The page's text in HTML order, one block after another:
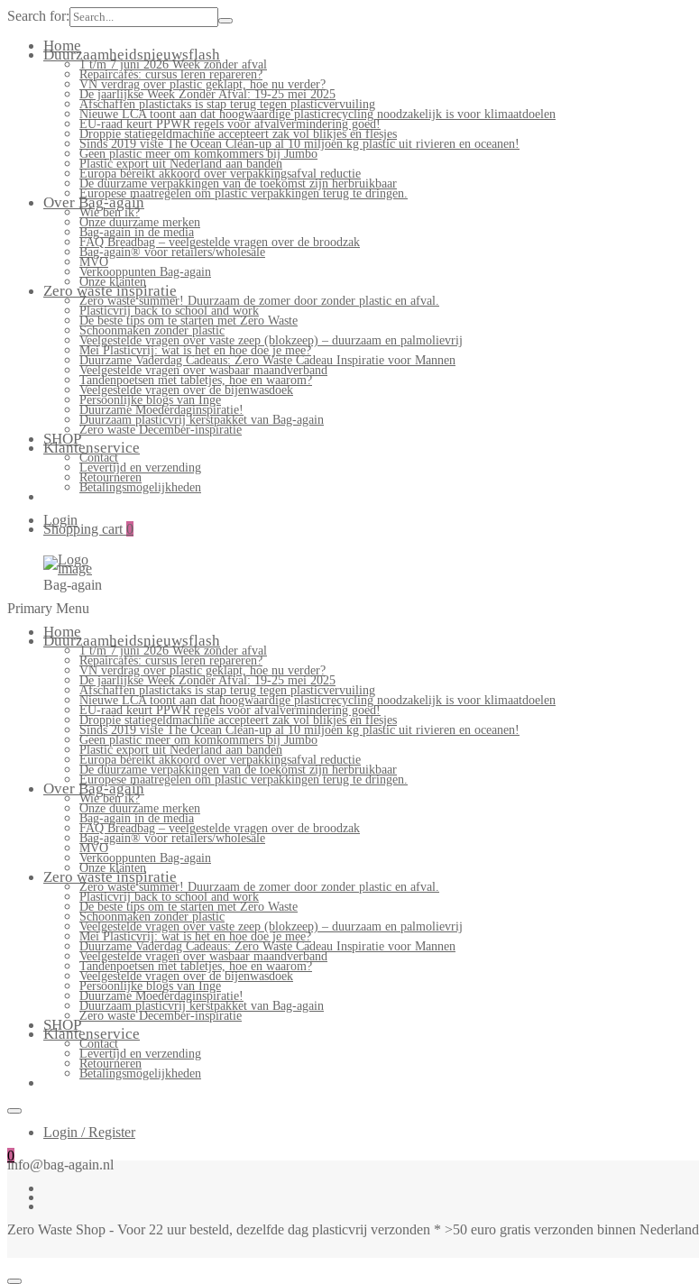
Search for:
Home
Duurzaamheidsnieuwsflash
1 t/m 7 juni 2026 Week zonder afval
Repaircafés: cursus leren repareren?
VN verdrag over plastic geklapt, hoe nu verder?
De jaarlijkse Week Zonder Afval: 19-25 mei 2025
Afschaffen plastictaks is stap terug tegen plasticvervuiling
Nieuwe LCA toont aan dat hoogwaardige plasticrecycling noodzakelijk is voor klimaatdoelen
EU-raad keurt PPWR regels voor afvalvermindering goed!
Droppie statiegeldmachine accepteert zak vol blikjes en flesjes
Sinds 2019 viste The Ocean Clean-up al 10 miljoen kg plastic uit rivieren en oceanen!
Geen plastic meer om komkommers bij Jumbo
Plastic export uit Nederland aan banden
Europa bereikt akkoord over verpakkingsafval reductie
De duurzame verpakkingen van de toekomst zijn herbruikbaar
Europese maatregelen om plastic verpakkingen terug te dringen.
Over Bag-again
Wie ben ik?
Onze duurzame merken
Bag-again in de media
FAQ Breadbag – veelgestelde vragen over de broodzak
Bag-again® voor retailers/wholesale
MVO
Verkooppunten Bag-again
Onze klanten
Zero waste inspiratie
Zero waste summer! Duurzaam de zomer door zonder plastic en afval.
Plasticvrij back to school and work
De beste tips om te starten met Zero Waste
Schoonmaken zonder plastic
Veelgestelde vragen over vaste zeep (blokzeep) – duurzaam en palmolievrij
Mei Plasticvrij: wat is het en hoe doe je mee?
Duurzame Vaderdag Cadeaus: Zero Waste Cadeau Inspiratie voor Mannen
Veelgestelde vragen over wasbaar maandverband
Tandenpoetsen met tabletjes, hoe en waarom?
Veelgestelde vragen over de bijenwasdoek
Persoonlijke blogs van Inge
Duurzame Moederdaginspiratie!
Duurzaam plasticvrij kerstpakket van Bag-again
Zero waste December-inspiratie
SHOP
Klantenservice
Contact
Levertijd en verzending
Retourneren
Betalingsmogelijkheden
Login
Shopping cart 0
Bag-again
Primary Menu
Home
Duurzaamheidsnieuwsflash
1 t/m 7 juni 2026 Week zonder afval
Repaircafés: cursus leren repareren?
VN verdrag over plastic geklapt, hoe nu verder?
De jaarlijkse Week Zonder Afval: 19-25 mei 2025
Afschaffen plastictaks is stap terug tegen plasticvervuiling
Nieuwe LCA toont aan dat hoogwaardige plasticrecycling noodzakelijk is voor klimaatdoelen
EU-raad keurt PPWR regels voor afvalvermindering goed!
Droppie statiegeldmachine accepteert zak vol blikjes en flesjes
Sinds 2019 viste The Ocean Clean-up al 10 miljoen kg plastic uit rivieren en oceanen!
Geen plastic meer om komkommers bij Jumbo
Plastic export uit Nederland aan banden
Europa bereikt akkoord over verpakkingsafval reductie
De duurzame verpakkingen van de toekomst zijn herbruikbaar
Europese maatregelen om plastic verpakkingen terug te dringen.
Over Bag-again
Wie ben ik?
Onze duurzame merken
Bag-again in de media
FAQ Breadbag – veelgestelde vragen over de broodzak
Bag-again® voor retailers/wholesale
MVO
Verkooppunten Bag-again
Onze klanten
Zero waste inspiratie
Zero waste summer! Duurzaam de zomer door zonder plastic en afval.
Plasticvrij back to school and work
De beste tips om te starten met Zero Waste
Schoonmaken zonder plastic
Veelgestelde vragen over vaste zeep (blokzeep) – duurzaam en palmolievrij
Mei Plasticvrij: wat is het en hoe doe je mee?
Duurzame Vaderdag Cadeaus: Zero Waste Cadeau Inspiratie voor Mannen
Veelgestelde vragen over wasbaar maandverband
Tandenpoetsen met tabletjes, hoe en waarom?
Veelgestelde vragen over de bijenwasdoek
Persoonlijke blogs van Inge
Duurzame Moederdaginspiratie!
Duurzaam plasticvrij kerstpakket van Bag-again
Zero waste December-inspiratie
SHOP
Klantenservice
Contact
Levertijd en verzending
Retourneren
Betalingsmogelijkheden
Login / Register
0
info@bag-again.nl
Zero Waste Shop - Voor 22 uur besteld, dezelfde dag plasticvrij verzonden * >50 euro gratis verzonden binnen Nederland